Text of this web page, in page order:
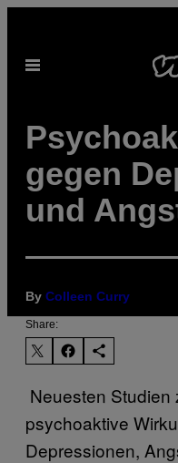
content
Open
gegen
und
By Colleen Curry
Share:
Neuesten
psychoaktive
Depressionen,